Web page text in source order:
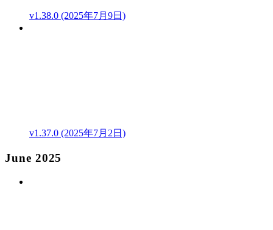
v1.38.0 (2025年7月9日)
v1.37.0 (2025年7月2日)
June 2025